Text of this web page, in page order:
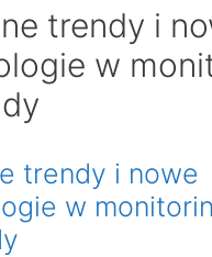
trendy i
w
trendy i nowe
w